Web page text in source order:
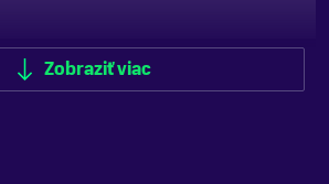
Zobraziť viac